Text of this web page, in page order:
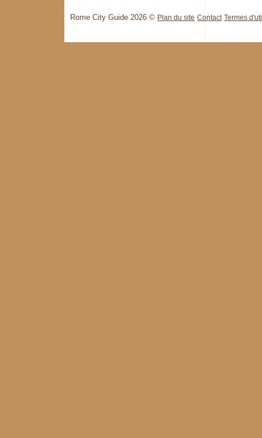
Rome City Guide 2026 © Plan du site Contact Termes